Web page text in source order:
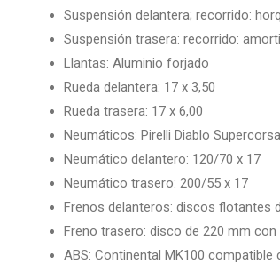
Suspensión delantera; recorrido:
Suspensión trasera: recorrido:
Llantas: Aluminio forjado
Rueda delantera: 17 x 3,50
Rueda trasera: 17 x 6,00
Neumáticos: Pirelli Diablo
Neumático delantero: 120/70 x 17
Neumático trasero: 200/55 x 17
Frenos delanteros: discos flotantes
Freno trasero: disco de 220 mm
ABS: Continental MK100